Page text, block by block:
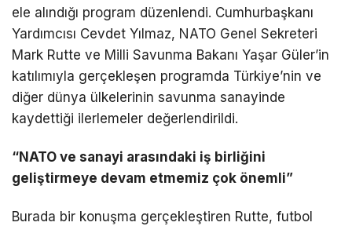
ele alındığı program düzenlendi. Cumhurbaşkanı
Yardımcısı Cevdet Yılmaz, NATO Genel Sekreteri
Mark Rutte ve Milli Savunma Bakanı Yaşar Güler’in
katılımıyla gerçekleşen programda Türkiye’nin ve
diğer dünya ülkelerinin savunma sanayinde
kaydettiği ilerlemeler değerlendirildi.
“NATO ve sanayi arasındaki iş birliğini
geliştirmeye devam etmemiz çok önemli”
Burada bir konuşma gerçekleştiren Rutte, futbol